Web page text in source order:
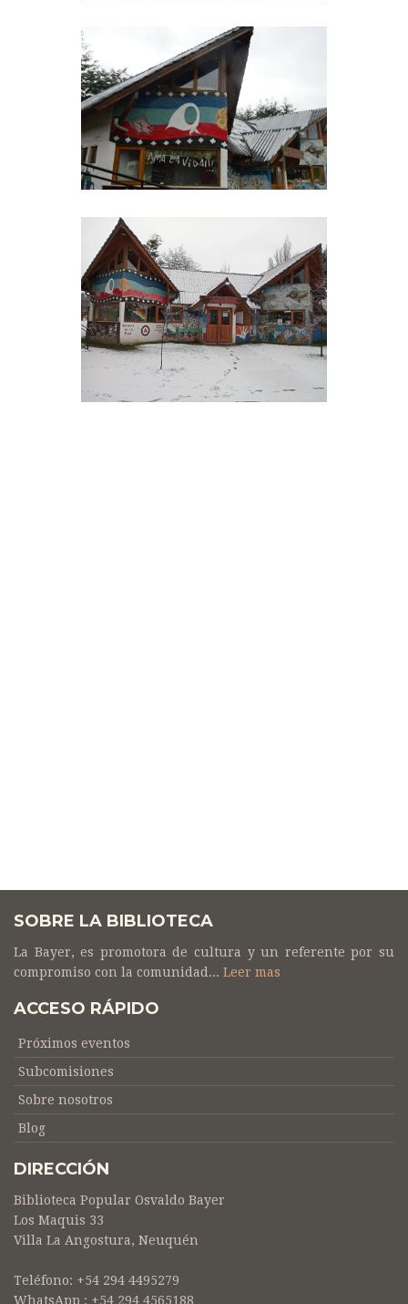
SOBRE LA BIBLIOTECA
La Bayer, es promotora de cultura y un referente por su
compromiso con la comunidad... Leer mas
ACCESO RÁPIDO
Próximos eventos
Subcomisiones
Sobre nosotros
Blog
DIRECCIÓN
Biblioteca Popular Osvaldo Bayer
Los Maquis 33
Villa La Angostura, Neuquén
Teléfono: +54 294 4495279
WhatsApp : +54 294 4565188